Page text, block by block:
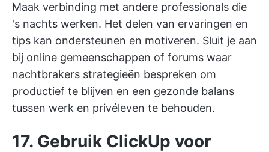
Maak verbinding met andere professionals die
's nachts werken. Het delen van ervaringen en
tips kan ondersteunen en motiveren. Sluit je aan
bij online gemeenschappen of forums waar
nachtbrakers strategieën bespreken om
productief te blijven en een gezonde balans
tussen werk en privéleven te behouden.
17. Gebruik ClickUp voor